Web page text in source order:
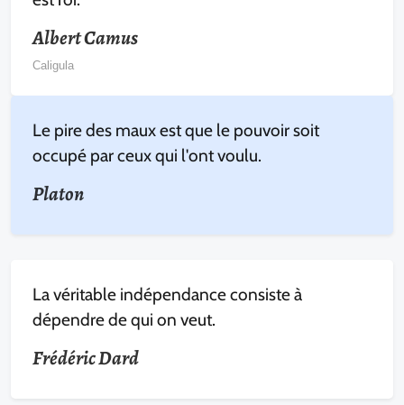
Albert Camus
Caligula
Le pire des maux est que le pouvoir soit
occupé par ceux qui l'ont voulu.
Platon
La véritable indépendance consiste à
dépendre de qui on veut.
Frédéric Dard